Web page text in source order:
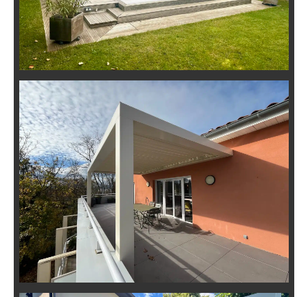
Installation de Pergola
Bioclimatique en Toiture-Terrasse à
Lyon 5